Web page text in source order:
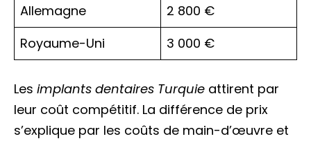
Allemagne
2 800 €
Royaume-Uni
3 000 €
Les implants dentaires Turquie attirent par
leur coût compétitif. La différence de prix
s’explique par les coûts de main-d’œuvre et